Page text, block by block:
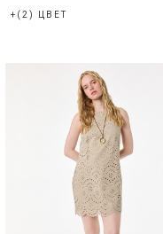
+(2) ЦВЕТ